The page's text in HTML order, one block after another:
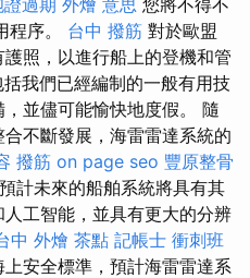
證過期 外燴 意思 您將不得不
程序。 台中 撥筋 對於歐盟
照，以進行船上的登機和管
我們已經編制的一般有用技
並儘可能愉快地度假。 隨
不斷發展，海雷雷達系統的
撥筋 on page seo 豐原整骨
預計未來的船舶系統將具有其
工智能，並具有更大的分辨
中 外燴 茶點 記帳士 衝刺班
安全標準，預計海雷雷達系